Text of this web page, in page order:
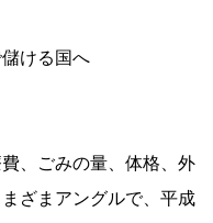
ける国へ
、ごみの量、体格、外
ざまアングルで、平成